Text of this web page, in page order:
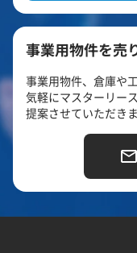
事業用物件を売
事業用物件、倉庫や
気軽にマスターリー
提案させていただきま